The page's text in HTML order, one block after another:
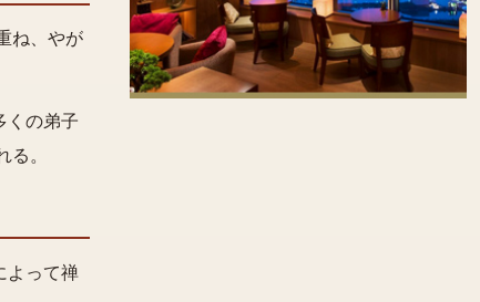
ね、やが
くの弟子
。
よって禅